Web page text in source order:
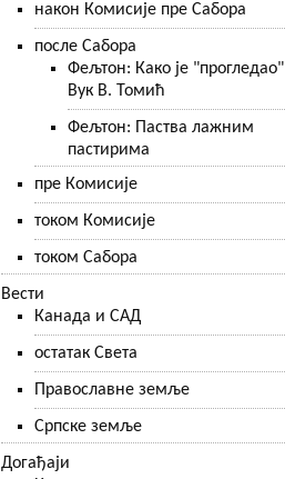
након Комисије пре Сабора
после Сабора
Фељтон: Како је "прогледао"
Вук В. Томић
Фељтон: Паства лажним
пастирима
пре Комисије
током Комисије
током Сабора
Вести
Канада и САД
остатак Света
Православне земље
Српске земље
Догађаји